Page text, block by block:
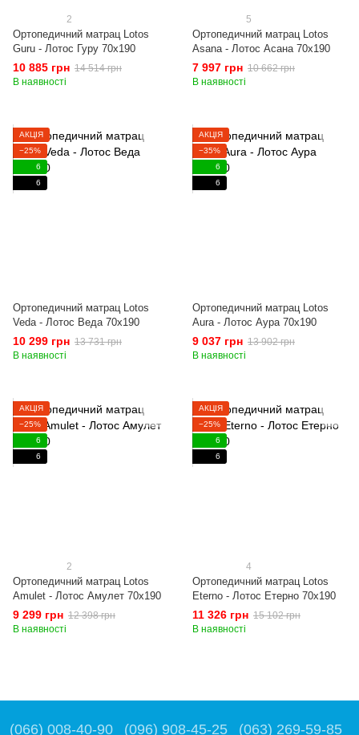
2
Ортопедичний матрац Lotos
Guru - Лотос Гуру 70x190
10 885 грн 14 514 грн
В наявності
5
Ортопедичний матрац Lotos
Asana - Лотос Асана 70x190
7 997 грн 10 662 грн
В наявності
АКЦІЯ
−25%
6
6
Ортопедичний матрац Lotos
Veda - Лотос Веда 70x190
10 299 грн 13 731 грн
В наявності
АКЦІЯ
−35%
6
6
Ортопедичний матрац Lotos
Aura - Лотос Аура 70x190
9 037 грн 13 902 грн
В наявності
АКЦІЯ
−25%
6
6
2
Ортопедичний матрац Lotos
Amulet - Лотос Амулет 70x190
9 299 грн 12 398 грн
В наявності
АКЦІЯ
−25%
6
6
4
Ортопедичний матрац Lotos
Eterno - Лотос Етерно 70x190
11 326 грн 15 102 грн
В наявності
(066) 008-40-90 (096) 908-45-25 (063) 269-59-85